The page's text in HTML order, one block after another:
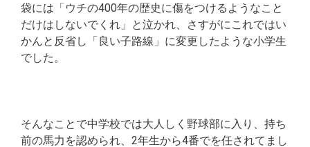
袋には「ウチの400年の歴史に傷をつけるようなこと
だけはしないでくれ」と泣かれ、さすがにこれではい
かんと反省し「良い子路線」に変更したような小学生
でした。
そんなことで中学校では大人しく野球部に入り、持ち
前の馬力を認められ、2年生から4番でを任されてまし